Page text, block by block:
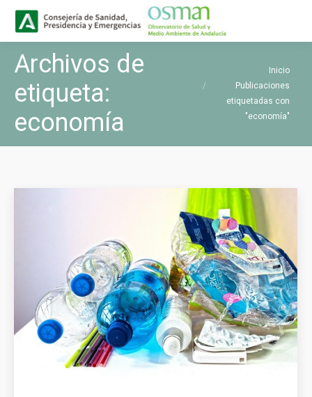
Archivos de
etiqueta:
economía
Inicio
Publicaciones
etiquetadas con
"economía"